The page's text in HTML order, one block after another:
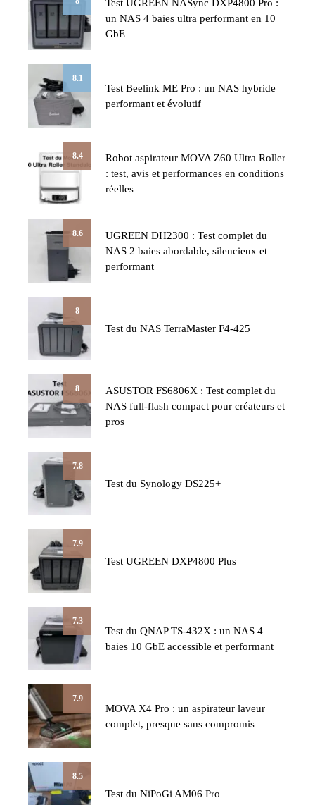
Test UGREEN NASync DXP4800 Pro :
un NAS 4 baies ultra performant en 10
GbE
8.1
Test Beelink ME Pro : un NAS hybride
performant et évolutif
8.4
Robot aspirateur MOVA Z60 Ultra Roller
: test, avis et performances en conditions
réelles
8.6
UGREEN DH2300 : Test complet du
NAS 2 baies abordable, silencieux et
performant
8
Test du NAS TerraMaster F4-425
8
ASUSTOR FS6806X : Test complet du
NAS full-flash compact pour créateurs et
pros
7.8
Test du Synology DS225+
7.9
Test UGREEN DXP4800 Plus
7.3
Test du QNAP TS-432X : un NAS 4
baies 10 GbE accessible et performant
7.9
MOVA X4 Pro : un aspirateur laveur
complet, presque sans compromis
8.5
Test du NiPoGi AM06 Pro